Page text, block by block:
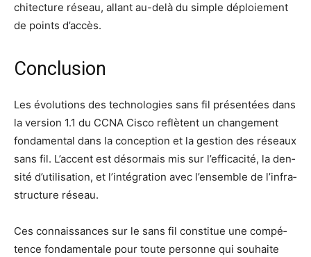
chi­tec­ture réseau, allant au-delà du simple déploie­ment
de points d’accès.
Conclusion
Les évo­lu­tions des tech­no­lo­gies sans fil pré­sen­tées dans
la ver­sion 1.1 du CCNA Cis­co reflètent un chan­ge­ment
fon­da­men­tal dans la concep­tion et la ges­tion des réseaux
sans fil. L’ac­cent est désor­mais mis sur l’ef­fi­ca­ci­té, la den­
si­té d’u­ti­li­sa­tion, et l’in­té­gra­tion avec l’en­semble de l’in­fra­
struc­ture réseau.
Ces connais­sances sur le sans fil consti­tue une com­pé­
tence fon­da­men­tale pour toute per­sonne qui sou­haite